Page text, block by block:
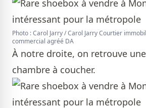
Photo : Carol Jarry / Carol Jarry Courtier
commercial agréé DA
À notre droite, on retrouve
chambre à coucher.